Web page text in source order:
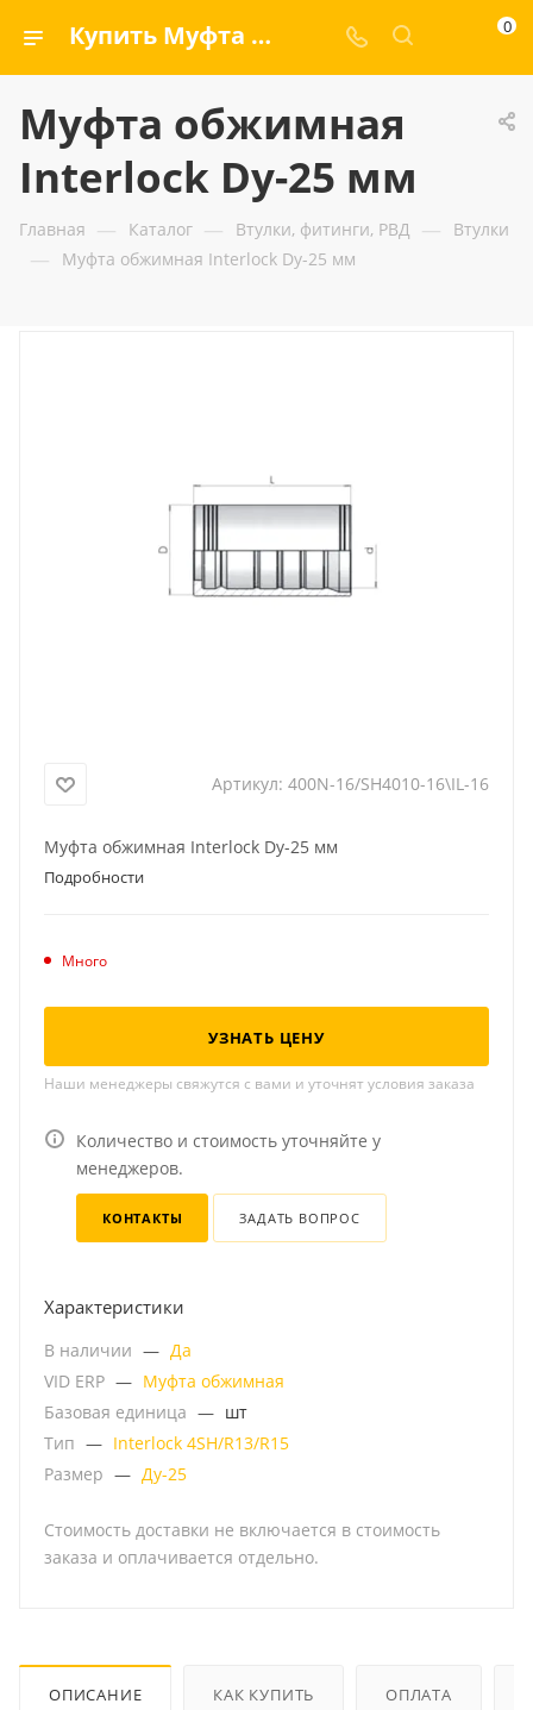
Купить Муфта обжимная Interlock Dу-25 мм — ООО «ГИДРАМАКС» 0
Муфта обжимная
Interlock Dу-25 мм
Главная — Каталог — Втулки, фитинги, РВД — Втулки
— Муфта обжимная Interlock Dу-25 мм
Артикул: 400N-16/SH4010-16\IL-16
Муфта обжимная Interlock Dу-25 мм
Подробности
Много
УЗНАТЬ ЦЕНУ
Наши менеджеры свяжутся с вами и уточнят условия заказа
Количество и стоимость уточняйте у
менеджеров.
КОНТАКТЫ ЗАДАТЬ ВОПРОС
Характеристики
В наличии — Да
VID ERP — Муфта обжимная
Базовая единица — шт
Тип — Interlock 4SH/R13/R15
Размер — Ду-25
Стоимость доставки не включается в стоимость
заказа и оплачивается отдельно.
ОПИСАНИЕ КАК КУПИТЬ ОПЛАТА